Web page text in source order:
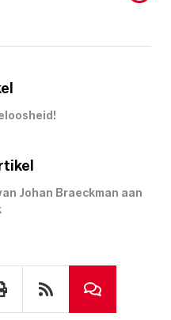
Johan Braeckman aan